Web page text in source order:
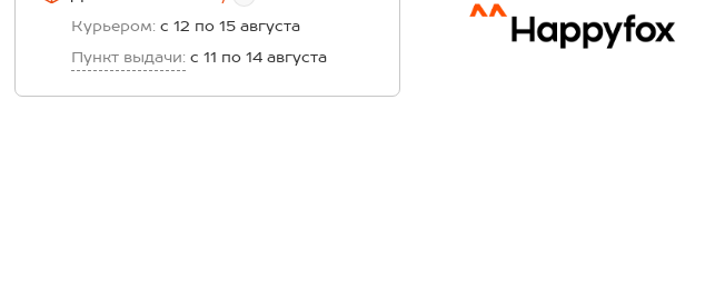
Курьером: с 12 по 15 августа
Пункт выдачи: с 11 по 14 августа